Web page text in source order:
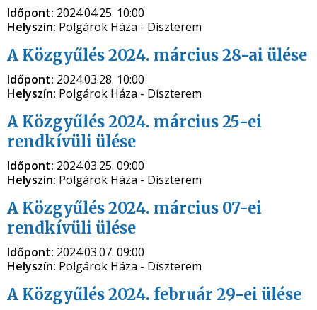
Időpont: 2024.04.25. 10:00
Helyszín: Polgárok Háza - Díszterem
A Közgyűlés 2024. március 28-ai ülése
Időpont: 2024.03.28. 10:00
Helyszín: Polgárok Háza - Díszterem
A Közgyűlés 2024. március 25-ei
rendkívüli ülése
Időpont: 2024.03.25. 09:00
Helyszín: Polgárok Háza - Díszterem
A Közgyűlés 2024. március 07-ei
rendkívüli ülése
Időpont: 2024.03.07. 09:00
Helyszín: Polgárok Háza - Díszterem
A Közgyűlés 2024. február 29-ei ülése